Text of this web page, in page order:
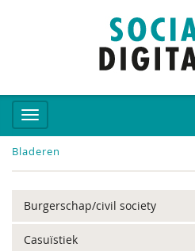
Bladeren
Burgerschap/civil society
Casuïstiek